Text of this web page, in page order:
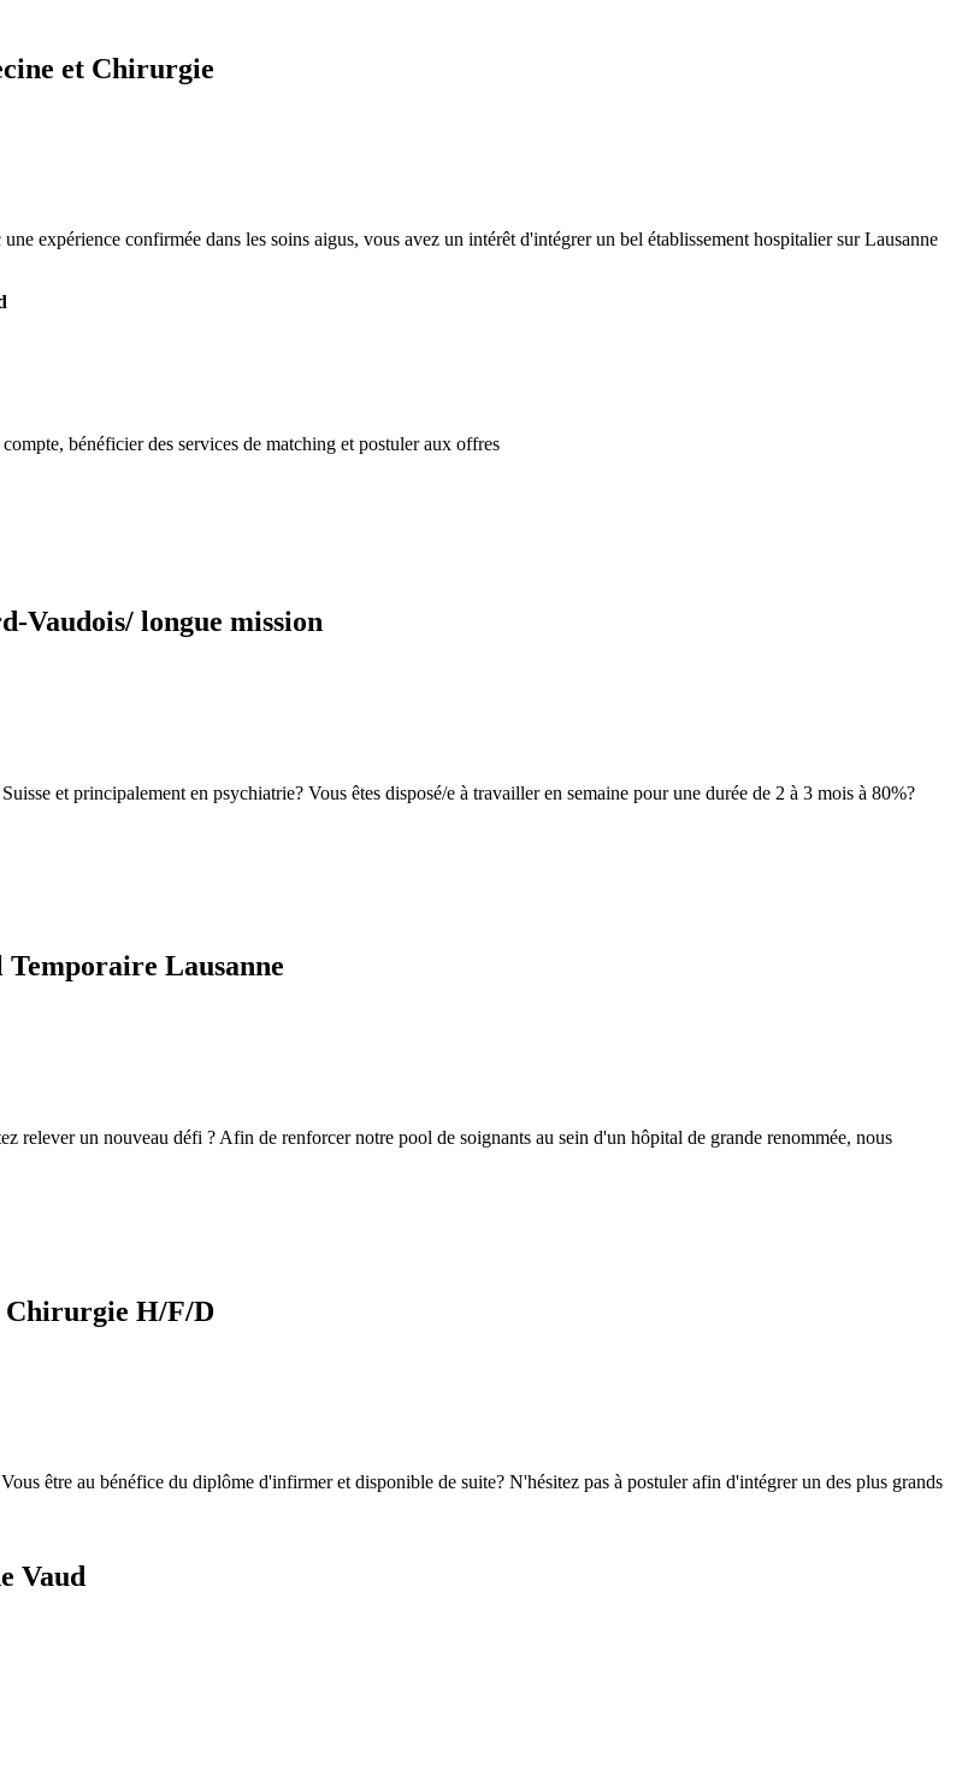
et Chirurgie
expérience confirmée dans les soins aigus, vous avez un intérêt d'intégrer un bel établissement hospitalier sur Lausanne
bénéficier des services de matching et postuler aux offres
longue mission
et principalement en psychiatrie? Vous êtes disposé/e à travailler en semaine pour une durée de 2 à 3 mois à 80%?
Lausanne
relever un nouveau défi ? Afin de renforcer notre pool de soignants au sein d'un hôpital de grande renommée, nous
Chirurgie H/F/D
être au bénéfice du diplôme d'infirmer et disponible de suite? N'hésitez pas à postuler afin d'intégrer un des plus grands
Vaud